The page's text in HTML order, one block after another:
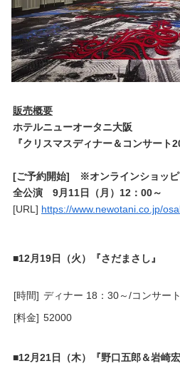
販売概要
ホテルニューオータニ大阪
『クリスマスディナー＆コンサート
[ご予約開始] ※オンラインショッピ
全公演 9月11日（月）12：00～
[URL] https://www.newotani.co.jp/
■12月19日（火）『さだまさし』
[時間] ディナー 18：30～/コンサー
[料金] 52000
■12月21日（木）『野口五郎＆岩崎宏